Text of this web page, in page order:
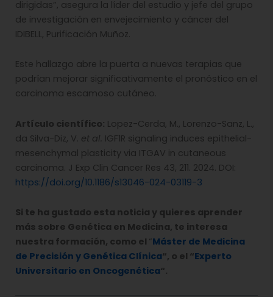
dirigidas”, asegura la líder del estudio y jefe del grupo
de investigación en envejecimiento y cáncer del
IDIBELL, Purificación Muñoz.
Este hallazgo abre la puerta a nuevas terapias que
podrían mejorar significativamente el pronóstico en el
carcinoma escamoso cutáneo.
Artículo científico: Lopez-Cerda, M., Lorenzo-Sanz, L.,
da Silva-Diz, V. et al. IGF1R signaling induces epithelial-
mesenchymal plasticity via ITGAV in cutaneous
carcinoma. J Exp Clin Cancer Res 43, 211. 2024. DOI:
https://doi.org/10.1186/s13046-024-03119-3
Si te ha gustado esta noticia y quieres aprender
más sobre Genética en Medicina, te interesa
nuestra formación, como el “Máster de Medicina
de Precisión y Genética Clínica“, o el “Experto
Universitario en Oncogenética“.